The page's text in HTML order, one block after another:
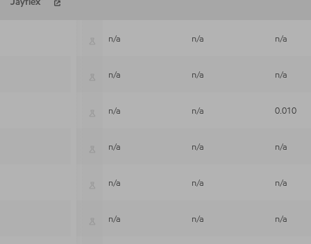
n/a n/a n/a
n/a n/a n/a
n/a n/a 0.010
n/a n/a n/a
n/a n/a n/a
n/a n/a n/a